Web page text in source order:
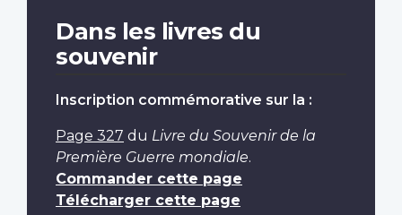
Dans les livres du
souvenir
Inscription commémorative sur la :
Page 327 du Livre du Souvenir de la
Première Guerre mondiale.
Commander cette page
Télécharger cette page